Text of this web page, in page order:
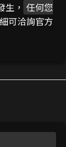
， 任何您
可洽詢官方